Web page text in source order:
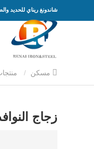
شاندونغ ريناي للحديد
زجاج